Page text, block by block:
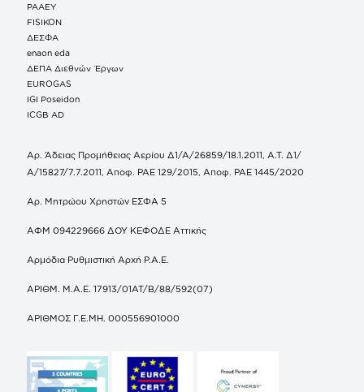
ΡΑΑΕΥ
FISIKON
ΔΕΣΦΑ
enaon eda
ΔΕΠΑ Διεθνών Έργων
EUROGAS
IGI Poseidon
ICGB AD
Αρ. Άδειας Προμήθειας Αερίου Δ1/Α/26859/18.1.2011, Α.Τ. Δ1/
Α/15827/7.7.2011, Αποφ. ΡΑΕ 129/2015, Αποφ. ΡΑΕ 1445/2020
Αρ. Μητρώου Χρηστών ΕΣΦΑ 5
ΑΦΜ 094229666 ΔΟΥ ΚΕΦΟΔΕ Αττικής
Αρμόδια Ρυθμιστική Αρχή Ρ.Α.Ε.
ΑΡΙΘΜ. Μ.Α.Ε. 17913/01ΑΤ/Β/88/592(07)
ΑΡΙΘΜΟΣ Γ.Ε.ΜΗ. 000556901000